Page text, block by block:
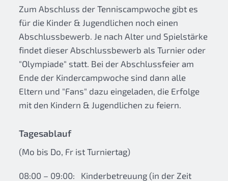
Zum Abschluss der Tenniscampwoche gibt es
für die Kinder & Jugendlichen noch einen
Abschlussbewerb. Je nach Alter und Spielstärke
findet dieser Abschlussbewerb als Turnier oder
"Olympiade" statt. Bei der Abschlussfeier am
Ende der Kindercampwoche sind dann alle
Eltern und "Fans" dazu eingeladen, die Erfolge
mit den Kindern & Jugendlichen zu feiern.
Tagesablauf
(Mo bis Do, Fr ist Turniertag)
08:00 – 09:00: Kinderbetreuung (in der Zeit